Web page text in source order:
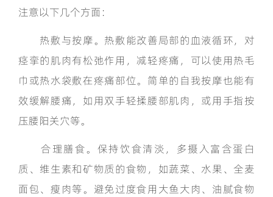
注意以下几个方面：
热敷与按摩。热敷能改善局部的血液循环，对
痉挛的肌肉有松弛作用，减轻疼痛，可以使用热毛
巾或热水袋敷在疼痛部位。简单的自我按摩也能有
效缓解腰痛，如用双手轻揉腰部肌肉，或用手指按
压腰阳关穴等。
合理膳食。保持饮食清淡，多摄入富含蛋白
质、维生素和矿物质的食物，如蔬菜、水果、全麦
面包、瘦肉等。避免过度食用大鱼大肉、油腻食物